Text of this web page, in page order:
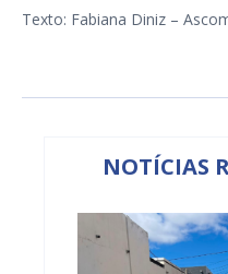
Texto: Fabiana Diniz –
NOTÍCIAS